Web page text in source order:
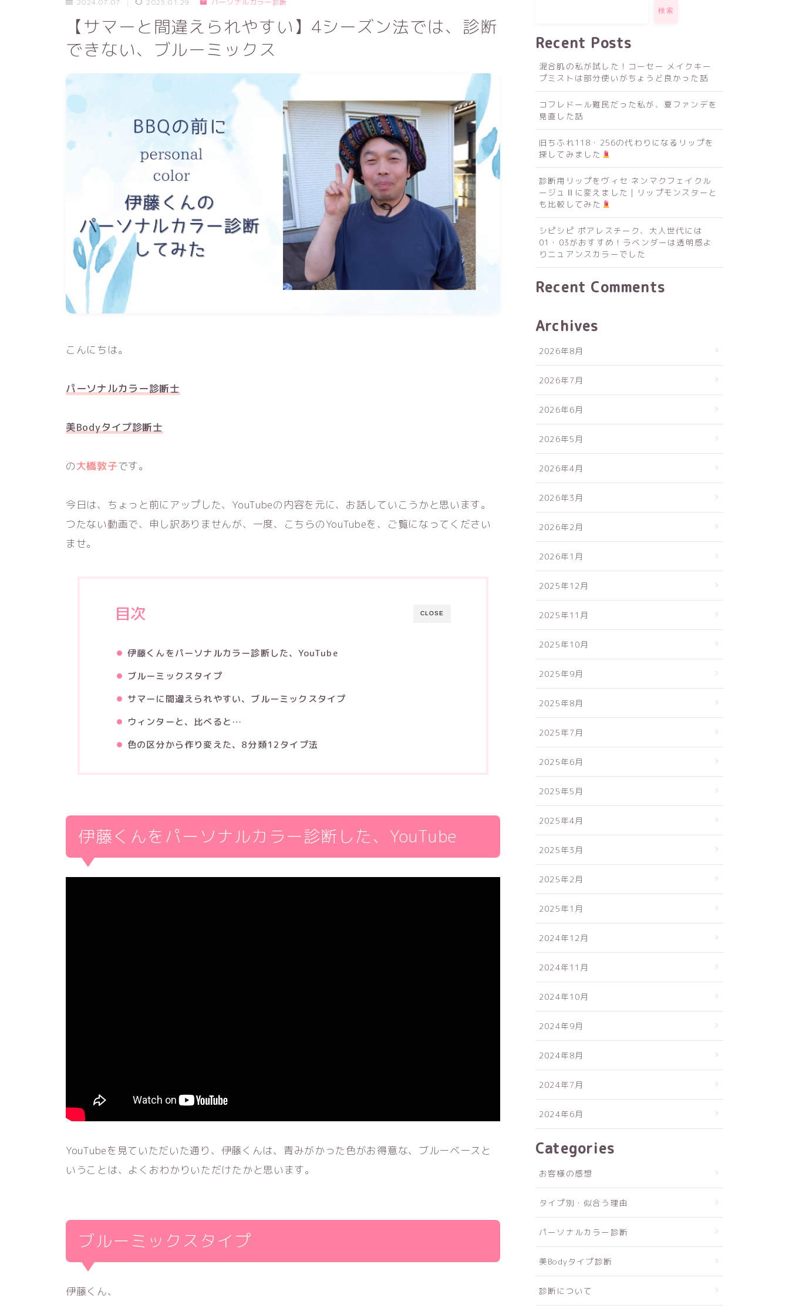
【サマーと間違えられやすい】4シーズン法では、診断
できない、ブルーミックス
こんにちは。
パーソナルカラー診断士
美Bodyタイプ診断士
の大橋敦子です。
今日は、ちょっと前にアップした、YouTubeの内容を元に、お話していこうかと思います。
つたない動画で、申し訳ありませんが、一度、こちらのYouTubeを、ご覧になってください
ませ。
CLOSE
目次
伊藤くんをパーソナルカラー診断した、YouTube
ブルーミックスタイプ
サマーに間違えられやすい、ブルーミックスタイプ
ウィンターと、比べると…
色の区分から作り変えた、8分類12タイプ法
伊藤くんをパーソナルカラー診断した、YouTube
YouTubeを見ていただいた通り、伊藤くんは、青みがかった色がお得意な、ブルーベースと
いうことは、よくおわかりいただけたかと思います。
ブルーミックスタイプ
伊藤くん、
検索
Recent Posts
混合肌の私が試した！コーセー メイクキー
プミストは部分使いがちょうど良かった話
コフレドール難民だった私が、夏ファンデを
見直した話
旧ちふれ118・256の代わりになるリップを
探してみました
診断用リップをヴィセ ネンマクフェイクル
ージュⅡに変えました｜リップモンスターと
も比較してみた
シピシピ ポアレスチーク、大人世代には
01・03がおすすめ！ラベンダーは透明感よ
りニュアンスカラーでした
Recent Comments
Archives
2026年8月
2026年7月
2026年6月
2026年5月
2026年4月
2026年3月
2026年2月
2026年1月
2025年12月
2025年11月
2025年10月
2025年9月
2025年8月
2025年7月
2025年6月
2025年5月
2025年4月
2025年3月
2025年2月
2025年1月
2024年12月
2024年11月
2024年10月
2024年9月
2024年8月
2024年7月
2024年6月
Categories
お客様の感想
タイプ別・似合う理由
パーソナルカラー診断
美Bodyタイプ診断
診断について